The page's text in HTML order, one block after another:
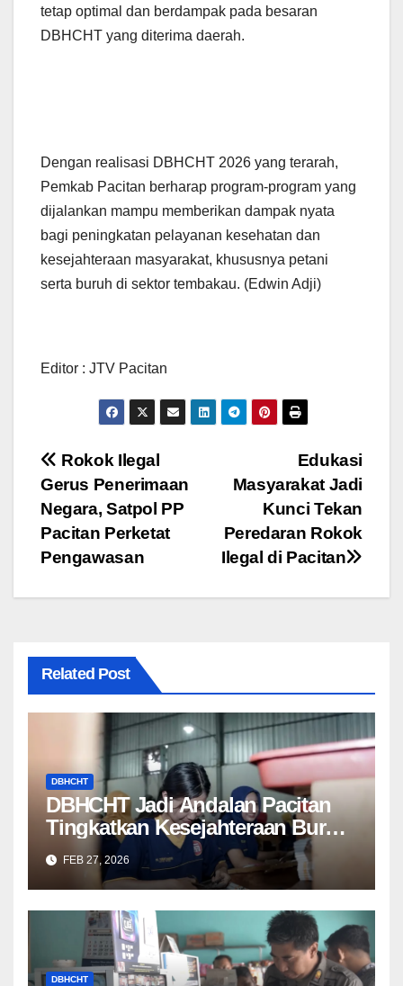
tetap optimal dan berdampak pada besaran
DBHCHT yang diterima daerah.
Dengan realisasi DBHCHT 2026 yang terarah,
Pemkab Pacitan berharap program-program yang
dijalankan mampu memberikan dampak nyata
bagi peningkatan pelayanan kesehatan dan
kesejahteraan masyarakat, khususnya petani
serta buruh di sektor tembakau. (Edwin Adji)
Editor : JTV Pacitan
Post
navigation
Edukasi
Masyarakat Jadi
Kunci Tekan
Peredaran Rokok
Ilegal di Pacitan
Rokok Ilegal
Gerus Penerimaan
Negara, Satpol PP
Pacitan Perketat
Pengawasan
Related Post
DBHCHT
DBHCHT Jadi Andalan Pacitan
Tingkatkan Kesejahteraan Buruh
Rokok
FEB 27, 2026
DBHCHT